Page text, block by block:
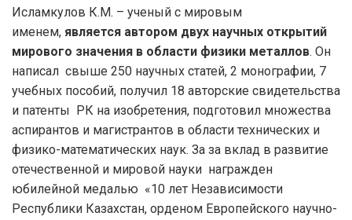
Исламкулов К.М. – ученый с мировым
именем, является автором двух научных открытий
мирового значения в области физики металлов. Он
написал свыше 250 научных статей, 2 монографии, 7
учебных пособий, получил 18 авторские свидетельства
и патенты РК на изобретения, подготовил множества
аспирантов и магистрантов в области технических и
физико-математических наук. За за вклад в развитие
отечественной и мировой науки награжден
юбилейной медалью «10 лет Независимости
Республики Казахстан, орденом Европейского научно-